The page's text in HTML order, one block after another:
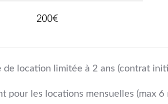
200€
location limitée à 2 ans (contrat
les locations mensuelles (max 6